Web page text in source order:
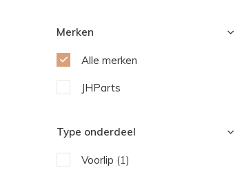
Merken
Alle merken
JHParts
Type onderdeel
Voorlip (1)